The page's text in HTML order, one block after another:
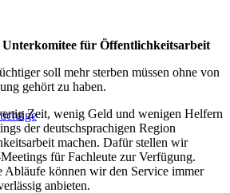
Unterkomitee für Öffentlichkeitsarbeit
soll mehr sterben müssen ohne von
gehört zu haben.
Zeit, wenig Geld und wenigen Helfern
der deutschsprachigen Region
machen. Dafür stellen wir
für Fachleute zur Verfügung.
Abläufe können wir den Service immer
anbieten.